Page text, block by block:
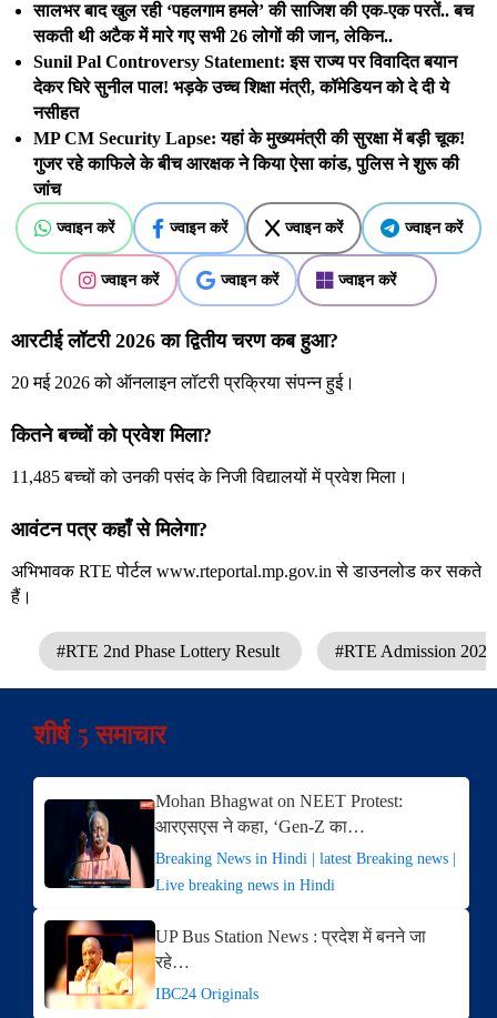
सालभर बाद खुल रही ‘पहलगाम हमले’ की साजिश की एक-एक परतें.. बच
सकती थी अटैक में मारे गए सभी 26 लोगों की जान, लेकिन..
Sunil Pal Controversy Statement: इस राज्य पर विवादित बयान
देकर घिरे सुनील पाल! भड़के उच्च शिक्षा मंत्री, कॉमेडियन को दे दी ये
नसीहत
MP CM Security Lapse: यहां के मुख्यमंत्री की सुरक्षा में बड़ी चूक!
गुजर रहे काफिले के बीच आरक्षक ने किया ऐसा कांड, पुलिस ने शुरू की
जांच
ज्वाइन करें ज्वाइन करें ज्वाइन करें ज्वाइन करें
ज्वाइन करें ज्वाइन करें ज्वाइन करें
आरटीई लॉटरी 2026 का द्वितीय चरण कब हुआ?
20 मई 2026 को ऑनलाइन लॉटरी प्रक्रिया संपन्न हुई।
कितने बच्चों को प्रवेश मिला?
11,485 बच्चों को उनकी पसंद के निजी विद्यालयों में प्रवेश मिला।
आवंटन पत्र कहाँ से मिलेगा?
अभिभावक RTE पोर्टल www.rteportal.mp.gov.in से डाउनलोड कर सकते
हैं।
#RTE 2nd Phase Lottery Result #RTE Admission
शीर्ष 5 समाचार
Mohan Bhagwat on NEET Protest:
आरएसएस ने कहा, ‘Gen-Z का…
Breaking News in Hindi | latest Breaking news |
Live breaking news in Hindi
UP Bus Station News : प्रदेश में बनने जा
रहे…
IBC24 Originals